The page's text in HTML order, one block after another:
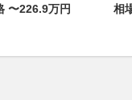
〜226.9万円 相